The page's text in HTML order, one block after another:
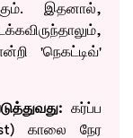
இதனால்,
'நெகட்டிவ்'
கர்ப்ப
காலை நேர